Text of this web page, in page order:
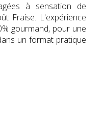
à sensation de
Fraise. L'expérience
gourmand, pour une
un format pratique